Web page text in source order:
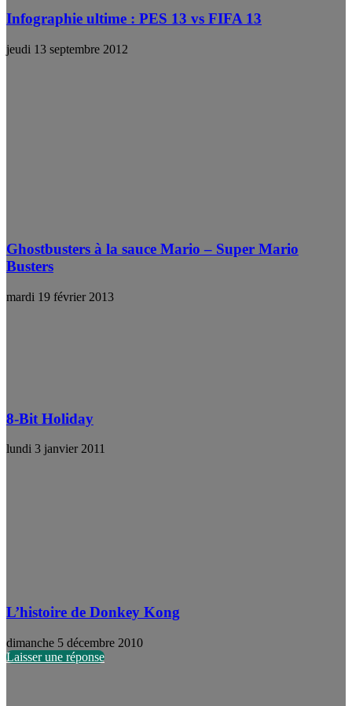
Infographie ultime : PES 13 vs FIFA 13
jeudi 13 septembre 2012
Ghostbusters à la sauce Mario – Super Mario
Busters
mardi 19 février 2013
8-Bit Holiday
lundi 3 janvier 2011
L’histoire de Donkey Kong
dimanche 5 décembre 2010
Laisser une réponse